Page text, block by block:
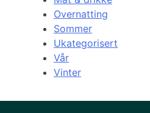
Overnatting
Sommer
Ukategorisert
Vår
Vinter